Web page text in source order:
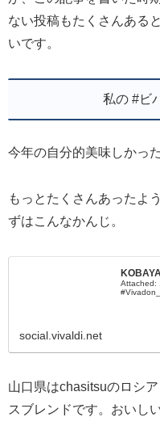
ない投稿もたくさんある
いです。
私の #ビ
今年の自分的美味しかっ
もっとたくさんあったよ
ずはこんなかんじ。
Attached:
social.vivaldi.net
山口県はchasitsuのロシ
スブレンドです。おいしい